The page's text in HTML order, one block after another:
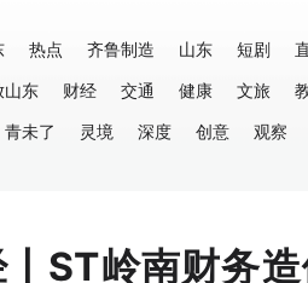
热点 齐鲁制造 山东 短剧
山东 财经 交通 健康 文旅
青未了 灵境 深度 创意 观察
ST岭南财务